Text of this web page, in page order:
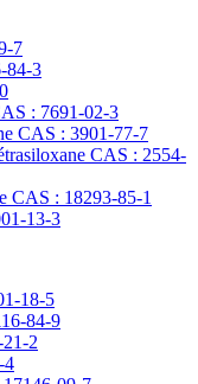
7
84-3
: 7691-02-3
CAS : 3901-77-7
CAS : 2554-
CAS : 18293-85-1
13-3
18-5
84-9
2
4